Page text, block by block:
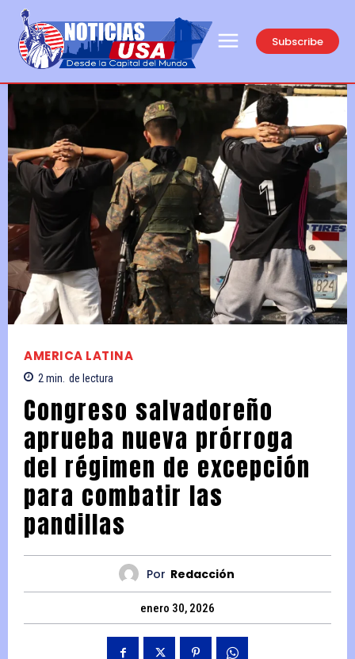
Subscribe
AMERICA LATINA
2 min. de lectura
Congreso salvadoreño
aprueba nueva prórroga
del régimen de excepción
para combatir las
pandillas
Por Redacción
enero 30, 2026